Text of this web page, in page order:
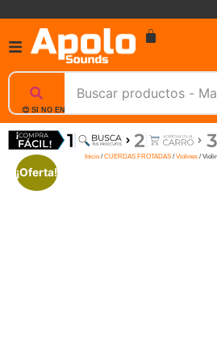
😊 SI NO ENCUENTRAS UN PRODUCTO, NOSOTROS
Inicio / CUERDAS FROTADAS / Violines /
¡Oferta!